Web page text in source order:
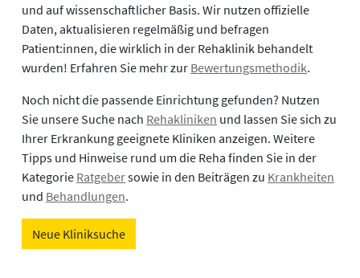
und auf wissenschaftlicher Basis. Wir nutzen offizielle
Daten, aktualisieren regelmäßig und befragen
Patient:innen, die wirklich in der Rehaklinik behandelt
wurden! Erfahren Sie mehr zur Bewertungsmethodik.
Noch nicht die passende Einrichtung gefunden? Nutzen
Sie unsere Suche nach Rehakliniken und lassen Sie sich zu
Ihrer Erkrankung geeignete Kliniken anzeigen. Weitere
Tipps und Hinweise rund um die Reha finden Sie in der
Kategorie Ratgebersowie in den Beiträgen zu Krankheiten
und Behandlungen.
Neue Kliniksuche